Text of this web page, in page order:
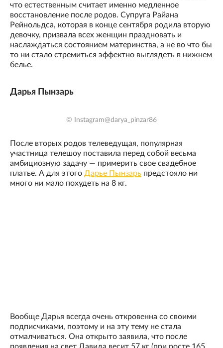
что естественным считает именно медленное
восстановление после родов. Супруга Райана
Рейнольдса, которая в конце сентября родила вторую
девочку, призвала всех женщин праздновать и
наслаждаться состоянием материнства, а не во что бы
то ни стало стремиться эффектно выглядеть в нижнем
белье.
Дарья Пынзарь
© Instagram@darya_pinzar86
После вторых родов телеведущая, популярная
участница телешоу поставила перед собой весьма
амбициозную задачу — примерить свое свадебное
платье. А для этого Дарье Пынзарь предстояло ни
много ни мало похудеть на 8 кг.
Вообще Дарья всегда очень откровенна со своими
подписчиками, поэтому и на эту тему не стала
отмалчиваться. Она открыто заявила, что после